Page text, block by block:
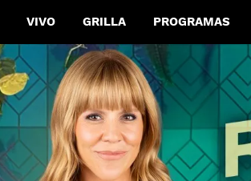
VIVO GRILLA PROGRAMAS